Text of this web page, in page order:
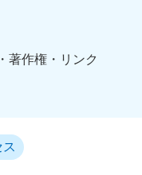
著作権・リンク